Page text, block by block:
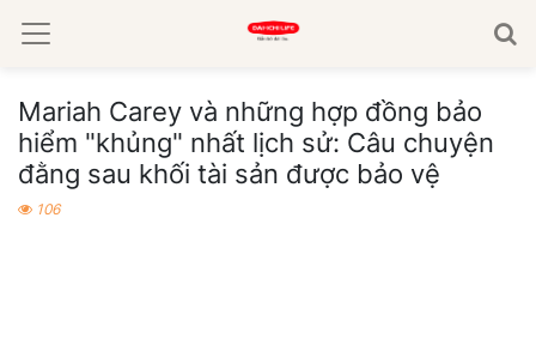
Mariah Carey và những hợp đồng bảo
hiểm "khủng" nhất lịch sử: Câu chuyện
đằng sau khối tài sản được bảo vệ
106